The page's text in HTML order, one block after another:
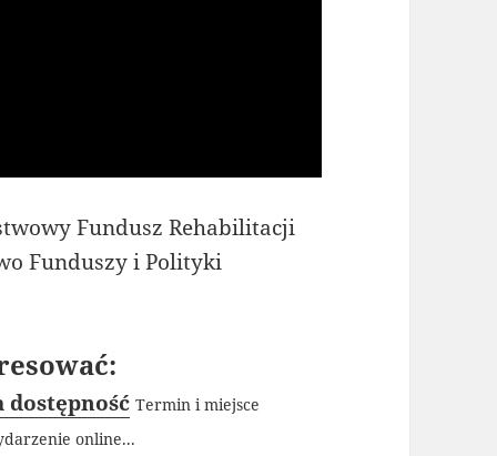
Fundusz Rehabilitacji
Funduszy i Polityki
dostępność Termin i miejsce
online...